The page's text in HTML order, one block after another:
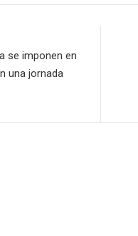
se imponen en
una jornada